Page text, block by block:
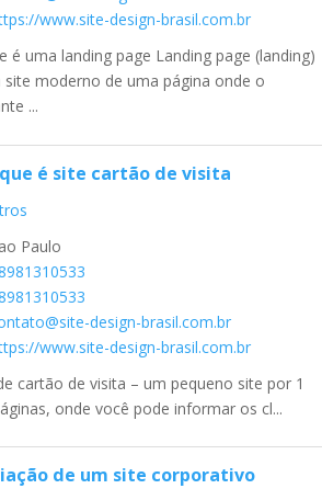
www.site-design-brasil.com.br
é uma landing page Landing page (landing)
site moderno de uma página onde o
...
é site cartão de visita
Paulo
design-brasil.com.br
www.site-design-brasil.com.br
cartão de visita – um pequeno site por 1
onde você pode informar os cl...
de um site corporativo